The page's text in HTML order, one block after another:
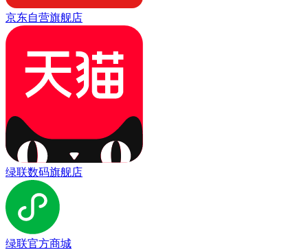
京东自营旗舰店
绿联数码旗舰店
绿联官方商城